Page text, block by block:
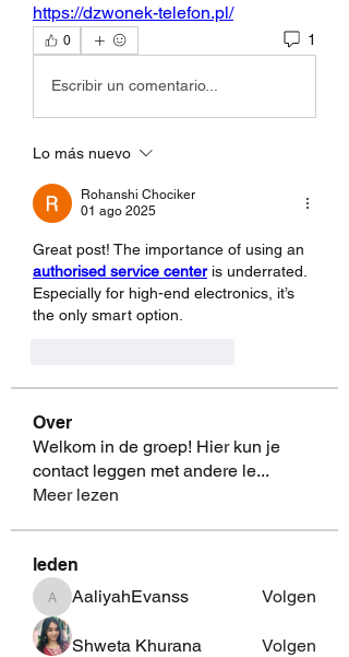
https://dzwonek-telefon.pl/
0 1
Escribir un comentario...
Lo más nuevo
Rohanshi Chociker
01 ago 2025
authorised service center is underrated.
Especially for high-end electronics, it’s
the only smart option.
Over
Welkom in de groep! Hier kun je
contact leggen met andere le...
Meer lezen
leden
AaliyahEvanss
AaliyahEvanss Volgen
Shweta Khurana Volgen